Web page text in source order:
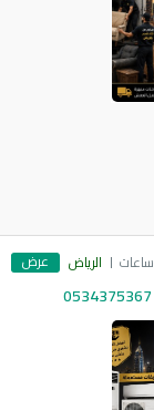
الرياض عرض